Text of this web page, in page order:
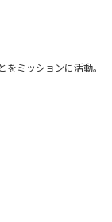
ミッションに活動。
することを目指します。
値がある支援となっ
来では踏み込まなか